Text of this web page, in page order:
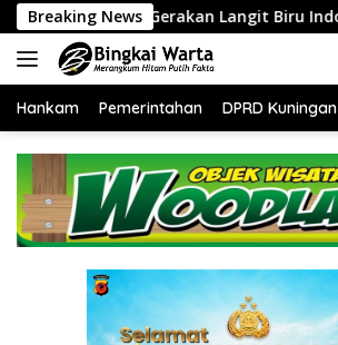
Langsung
ke
konten
Breaking News
Langit Biru Indonesia Asri di Cirebon
Hankam Pemerintahan DPRD Kuningan